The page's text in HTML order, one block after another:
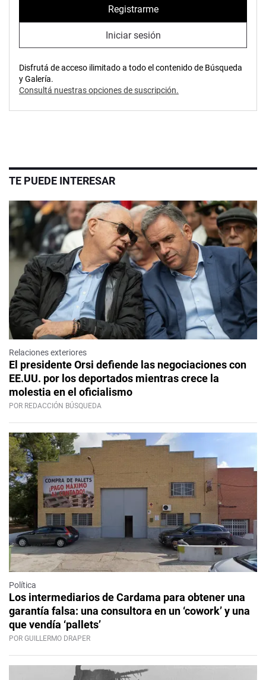
Registrarme
Iniciar sesión
Disfrutá de acceso ilimitado a todo el contenido de Búsqueda
y Galería.
Consultá nuestras opciones de suscripción.
TE PUEDE INTERESAR
Relaciones exteriores
El presidente Orsi defiende las negociaciones con
EE.UU. por los deportados mientras crece la
molestia en el oficialismo
POR REDACCIÓN BÚSQUEDA
Política
Los intermediarios de Cardama para obtener una
garantía falsa: una consultora en un ‘cowork’ y una
que vendía ‘pallets’
POR GUILLERMO DRAPER